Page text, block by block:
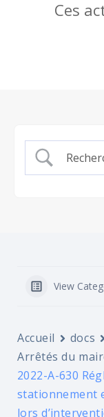
Ces
View
Accueil docs
Arrêtés du
2022-A-630
stationnement
lors